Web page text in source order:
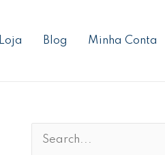
Loja Blog Minha Conta